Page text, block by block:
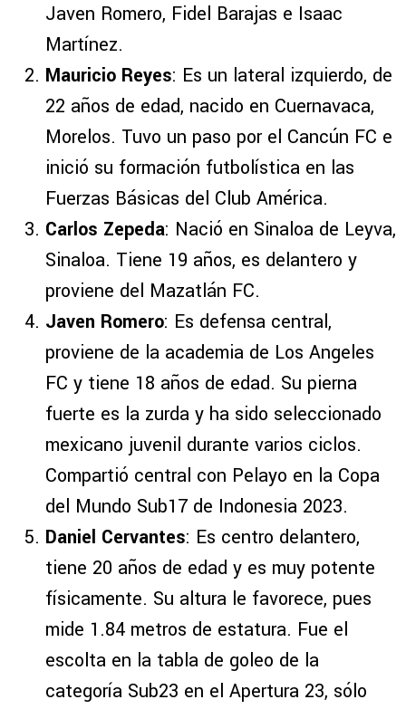
Javen Romero, Fidel Barajas e Isaac
Martínez.
Mauricio Reyes: Es un lateral izquierdo, de
22 años de edad, nacido en Cuernavaca,
Morelos. Tuvo un paso por el Cancún FC e
inició su formación futbolística en las
Fuerzas Básicas del Club América.
Carlos Zepeda: Nació en Sinaloa de Leyva,
Sinaloa. Tiene 19 años, es delantero y
proviene del Mazatlán FC.
Javen Romero: Es defensa central,
proviene de la academia de Los Angeles
FC y tiene 18 años de edad. Su pierna
fuerte es la zurda y ha sido seleccionado
mexicano juvenil durante varios ciclos.
Compartió central con Pelayo en la Copa
del Mundo Sub17 de Indonesia 2023.
Daniel Cervantes: Es centro delantero,
tiene 20 años de edad y es muy potente
físicamente. Su altura le favorece, pues
mide 1.84 metros de estatura. Fue el
escolta en la tabla de goleo de la
categoría Sub23 en el Apertura 23, sólo